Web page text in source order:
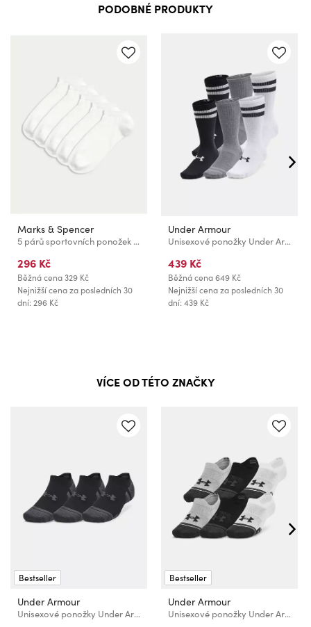
PODOBNÉ PRODUKTY
Marks & Spencer
5 párů sportovních ponožek s technologií Cool & Fresh™ Marks & Spencer bílá
296 Kč
Běžná cena329 Kč
Nejnižší cena za posledních 30
dní: 296 Kč
Under Armour
Unisexové ponožky Under Armour UA Essential Crew (6 párů)
439 Kč
Běžná cena649 Kč
Nejnižší cena za posledních 30
dní: 439 Kč
VÍCE OD TÉTO ZNAČKY
Bestseller
Under Armour
Unisexové ponožky Under Armour UA Performance Tech NS (3 páry)
Bestseller
Under Armour
Unisexové ponožky Under Armour UA Performance Tech ULT (3 páry)